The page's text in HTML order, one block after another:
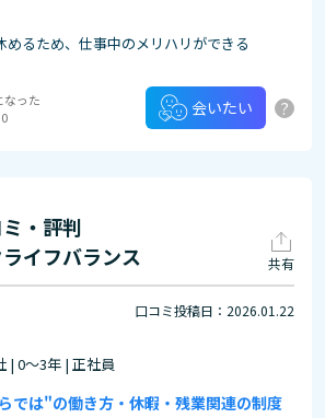
めるため、仕事中のメリハリができる
なった
0
会いたい ?
・評判
イフバランス
共有
口コミ投稿日：2026.01.22
| 0～3年 | 正社員
では"の働き方・休暇・残業関連の制度